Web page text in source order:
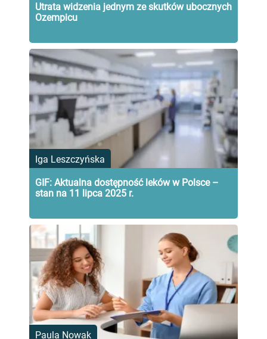
Utrata widzenia jednym ze skutków ubocznych
Ozempicu
Iga Leszczyńska
GIF: Aktualna dostępność leków w Polsce –
stan na 11 lipca 2025 r.
Paula Nowak